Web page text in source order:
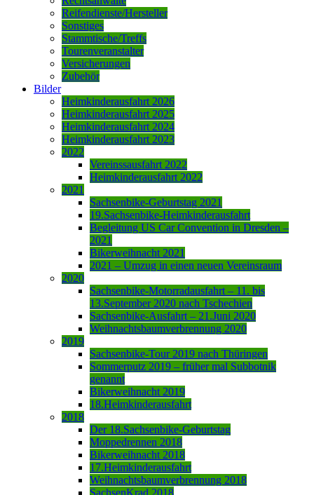
Reifendienste/Hersteller
Sonstiges
Stammtische/Treffs
Tourenveranstalter
Versicherungen
Zubehör
Bilder
Heimkinderausfahrt 2026
Heimkinderausfahrt 2025
Heimkinderausfahrt 2024
Heimkinderausfahrt 2023
2022
Vereinssausfahrt 2022
Heimkinderausfahrt 2022
2021
Sachsenbike-Geburtstag 2021
19.Sachsenbike-Heimkinderausfahrt
Begleitung US Car Convention in Dresden –
2021
Bikerweihnacht 2021
2021 – Umzug in einen neuen Vereinsraum
2020
Sachsenbike-Motorradausfahrt – 11. bis
13.September 2020 nach Tschechien
Sachsenbike-Ausfahrt – 21.Juni 2020
Weihnachtsbaumverbrennung 2020
2019
Sachsenbike-Tour 2019 nach Thüringen
Sommerputz 2019 – früher mal Subbotnik
genannt
Bikerweihnacht 2019
18.Heimkinderausfahrt
2018
Der 18.Sachsenbike-Geburtstag
Moppedrennen 2018
Bikerweihnacht 2018
17.Heimkinderausfahrt
Weihnachtsbaumverbrennung 2018
SachsenKrad 2018